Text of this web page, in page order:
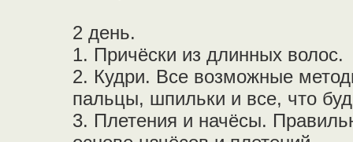
2 день.
1. Причёски из длинных волос.
2. Кудри. Все возможные
пальцы, шпильки и все, что
3. Плетения и начёсы.